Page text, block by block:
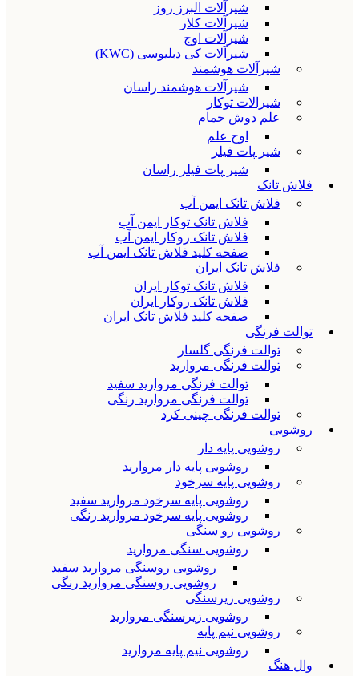
شیرآلات البرز روز
شیرآلات کلار
شیرآلات اوج
شیرآلات کی دبلیوسی (KWC)
شیرآلات هوشمند
شیرآلات هوشمند راسان
شیرالات توکار
علم دوش حمام
اوج علم
شیر پات فیلر
شیر پات فیلر راسان
فلاش تانک
فلاش تانک ایمن آب
فلاش تانک توکار ایمن آب
فلاش تانک روکار ایمن آب
صفحه کلید فلاش تانک ایمن آب
فلاش تانک ایران
فلاش تانک توکار ایران
فلاش تانک روکار ایران
صفحه کلید فلاش تانک ایران
توالت فرنگی
توالت فرنگی گلسار
توالت فرنگی مروارید
توالت فرنگی مروارید سفید
توالت فرنگی مروارید رنگی
توالت فرنگی چینی کرد
روشویی
روشویی پایه دار
روشویی پایه دار مروارید
روشویی پایه سرخود
روشویی پایه سرخود مروارید سفید
روشویی پایه سرخود مروارید رنگی
روشویی رو سنگی
روشویی سنگی مروارید
روشویی روسنگی مروارید سفید
روشویی روسنگی مروارید رنگی
روشویی زیرسنگی
روشویی زیرسنگی مروارید
روشویی نیم پایه
روشویی نیم پایه مروارید
وال هنگ